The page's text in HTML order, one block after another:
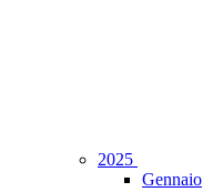
2025
Gennaio